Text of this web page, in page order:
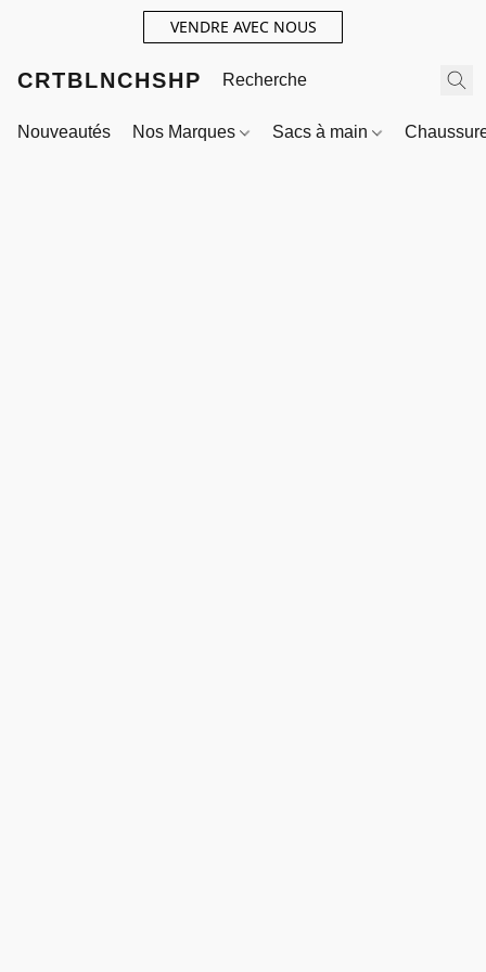
VENDRE AVEC NOUS
CRTBLNCHSHP
Nouveautés Nos Marques Sacs à main